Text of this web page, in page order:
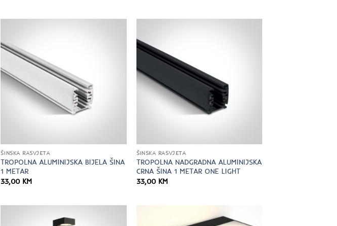
ŠINSKA RASVJETA
TROPOLNA ALUMINIJSKA BIJELA ŠINA
1 METAR
33,00 KM
ŠINSKA RASVJETA
TROPOLNA NADGRADNA ALUMINIJSKA
CRNA ŠINA 1 METAR ONE LIGHT
33,00 KM